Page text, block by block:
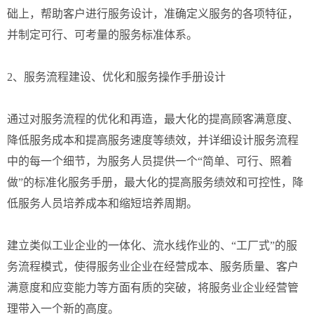
础上，帮助客户进行服务设计，准确定义服务的各项特征，
并制定可行、可考量的服务标准体系。
2、服务流程建设、优化和服务操作手册设计
通过对服务流程的优化和再造，最大化的提高顾客满意度、
降低服务成本和提高服务速度等绩效，并详细设计服务流程
中的每一个细节，为服务人员提供一个“简单、可行、照着
做”的标准化服务手册，最大化的提高服务绩效和可控性，降
低服务人员培养成本和缩短培养周期。
建立类似工业企业的一体化、流水线作业的、“工厂式”的服
务流程模式，使得服务业企业在经营成本、服务质量、客户
满意度和应变能力等方面有质的突破，将服务业企业经营管
理带入一个新的高度。